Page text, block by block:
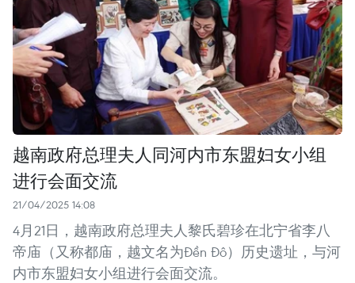
越南政府总理夫人同河内市东盟妇女小组
进行会面交流
21/04/2025 14:08
4月21日，越南政府总理夫人黎氏碧珍在北宁省李八
帝庙（又称都庙，越文名为Đền Đô）历史遗址，与河
内市东盟妇女小组进行会面交流。